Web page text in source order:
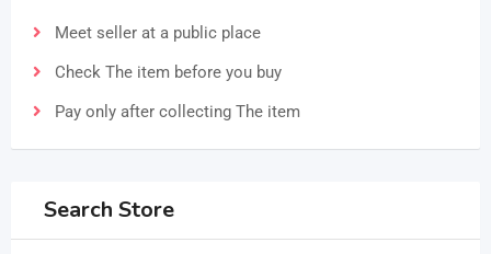
Meet seller at a public place
Check The item before you buy
Pay only after collecting The item
Search Store